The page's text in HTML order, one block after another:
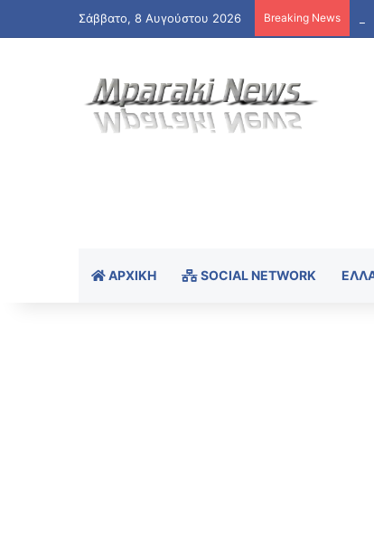
Σάββατο, 8 Αυγούστου 2026 Breaking News
ΑΡΧΙΚΉ SOCIAL NETWORK